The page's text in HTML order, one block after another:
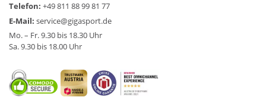
Telefon: +49 811 88 99 81 77
E-Mail: service@gigasport.de
Mo. – Fr. 9.30 bis 18.30 Uhr
Sa. 9.30 bis 18.00 Uhr